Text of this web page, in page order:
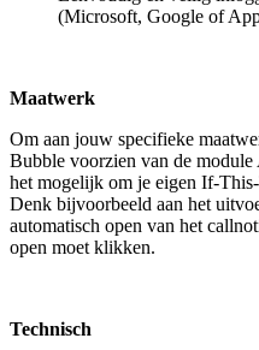
(Microsoft, Google of
Maatwerk
Om aan jouw specifieke
Bubble voorzien van de
het mogelijk om je eigen If-
Denk bijvoorbeeld aan het
automatisch open van het
open moet klikken.
Technisch